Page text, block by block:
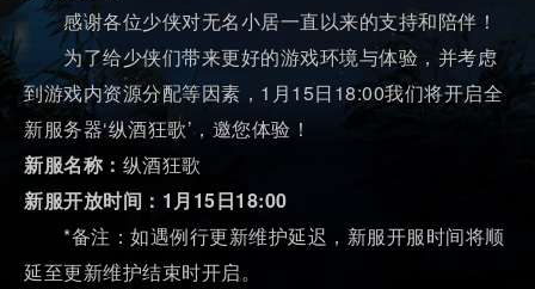
感谢各位少侠对无名小居一直以来的支持和陪伴！
为了给少侠们带来更好的游戏环境与体验，并考虑
到游戏内资源分配等因素，1月15日18:00我们将开启全
新服务器‘纵酒狂歌’，邀您体验！
新服名称： 纵酒狂歌
新服开放时间：1月15日18:00
*备注：如遇例行更新维护延迟，新服开服时间将顺
延至更新维护结束时开启。